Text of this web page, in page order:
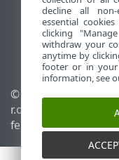
Az ESET
ESET Fórum
ESET Status
Regionális
© 1992 - 2025 ESET,
r.o. – Minden jog
fenntartva.
decline all non-
essential
clicking
withdraw your
anytime by
footer or in your
information, see